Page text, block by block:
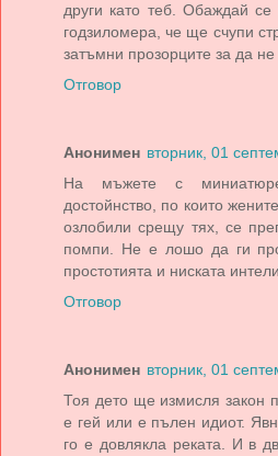
други като теб. Обаждай
годзиломера, че ще счупи
затъмни прозорците за да
Отговор
Анонимен вторник, 01
На мъжете с
достойнство, по които
озлобили срещу тях, се
помпи. Не е лошо да ги
простотията и ниската
Отговор
Анонимен вторник, 01
Тоя дето ще измисля
е гей или е пълен идиот.
го е довлякла реката. И в